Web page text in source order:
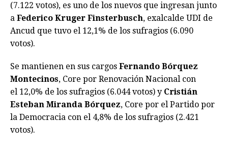
(7.122 votos), es uno de los nuevos que ingresan junto
a Federico Kruger Finsterbusch, exalcalde UDI de
Ancud que tuvo el 12,1% de los sufragios (6.090
votos).
Se mantienen en sus cargos Fernando Bórquez
Montecinos, Core por Renovación Nacional con
el 12,0% de los sufragios (6.044 votos) y Cristián
Esteban Miranda Bórquez, Core por el Partido por
la Democracia con el 4,8% de los sufragios (2.421
votos).